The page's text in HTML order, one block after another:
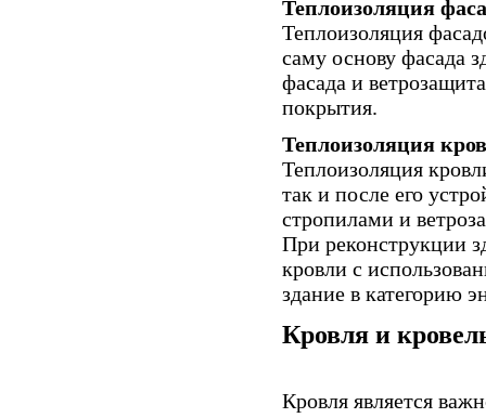
Теплоизоляция
Теплоизоляция
саму основу фасада
фасада и
покрытия.
Теплоизоляция
Теплоизоляция
так и после его
стропилами и
При реконструкции
кровли с
здание в категорию
Кровля и
Кровля является